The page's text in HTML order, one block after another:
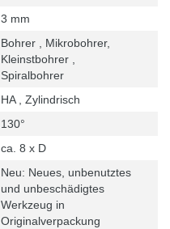
3 mm
Bohrer , Mikrobohrer,
Kleinstbohrer ,
Spiralbohrer
HA , Zylindrisch
130°
ca. 8 x D
Neu: Neues, unbenutztes
und unbeschädigtes
Werkzeug in
Originalverpackung